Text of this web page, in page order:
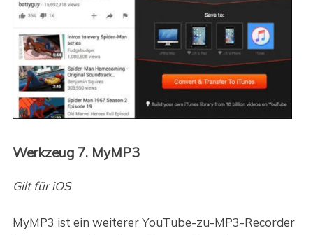
Werkzeug 7. MyMP3
Gilt für iOS
MyMP3 ist ein weiterer YouTube-zu-MP3-Recorder